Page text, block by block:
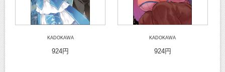
KADOKAWA
924円
KADOKAWA
924円